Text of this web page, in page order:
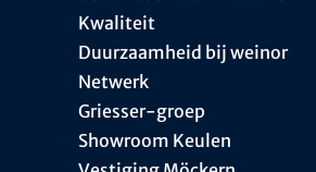
Kwaliteit
Duurzaamheid bij weinor
Netwerk
Griesser-groep
Showroom Keulen